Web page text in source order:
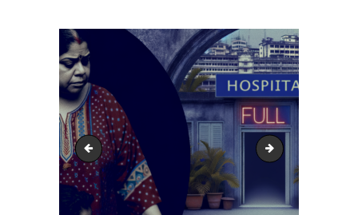
output1.png output1.png